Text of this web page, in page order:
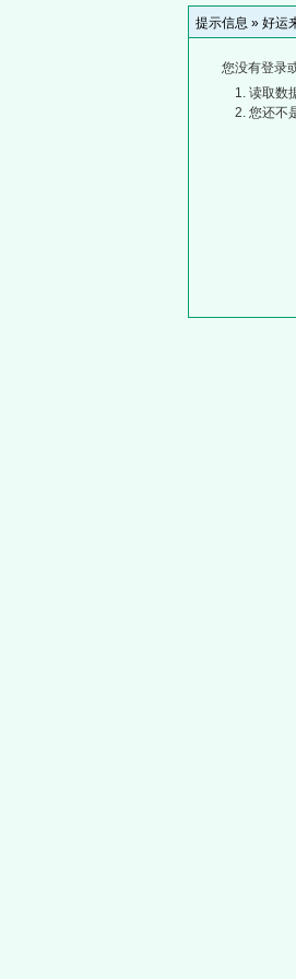
提示信息 » 好运
您没有登录
读取数
您还不